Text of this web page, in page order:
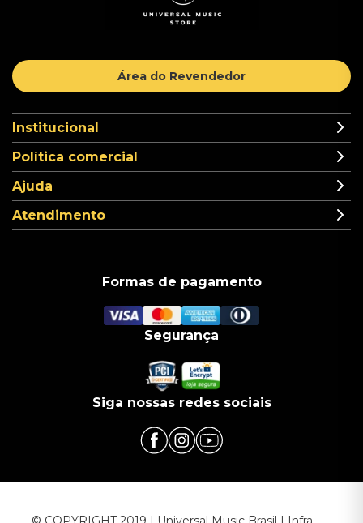
Área do Revendedor
Institucional
Política comercial
Ajuda
Atendimento
Formas de pagamento
Segurança
Siga nossas redes sociais